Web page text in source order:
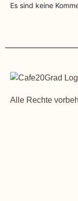
Es sind keine
Alle Rechte